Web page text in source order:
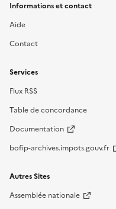
Informations et contact
Aide
Contact
Services
Flux RSS
Table de concordance
Documentation
bofip-archives.impots.gouv.fr
Autres Sites
Assemblée nationale